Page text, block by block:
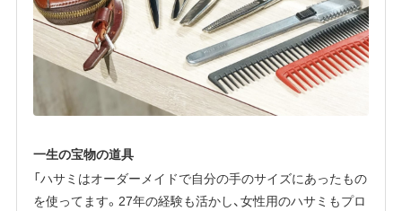
一生の宝物の道具
「ハサミはオーダーメイドで自分の手のサイズにあったもの
を使ってます。27年の経験も活かし、女性用のハサミもプロ